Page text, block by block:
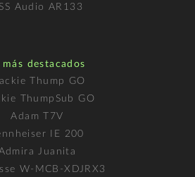
Audio AR133
más destacados
Thump GO
ThumpSub GO
Adam T7V
IE 200
Juanita
W-MCB-XDJRX3